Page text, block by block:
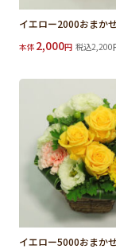
イエロー2000おまか
本体 2,000円 税込2,200
イエロー5000おまか